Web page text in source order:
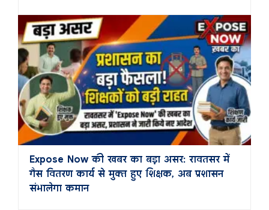
Expose Now की खबर का बड़ा असर: रावतसर में
गैस वितरण कार्य से मुक्त हुए शिक्षक, अब प्रशासन
संभालेगा कमान